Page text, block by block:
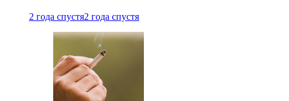
2 года спустя2 года спустя